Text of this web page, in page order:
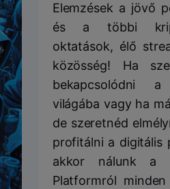
Elemzések a jövő
és a többi
oktatások, élő
közösség! Ha
bekapcsolódni
világába vagy ha
de szeretnéd
profitálni a digitális
akkor nálunk a
Platformról